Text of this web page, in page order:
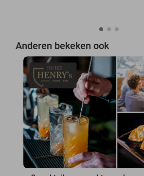
Anderen bekeken ook